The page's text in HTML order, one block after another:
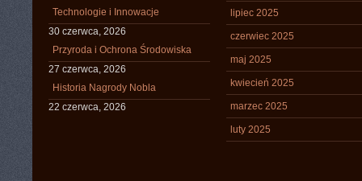
Technologie i Innowacje
30 czerwca, 2026
Przyroda i Ochrona Środowiska
27 czerwca, 2026
Historia Nagrody Nobla
22 czerwca, 2026
lipiec 2025
czerwiec 2025
maj 2025
kwiecień 2025
marzec 2025
luty 2025